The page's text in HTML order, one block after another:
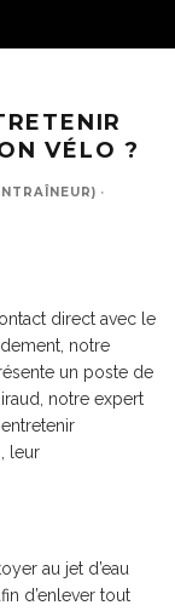
VÉLO ?
·
direct avec le
notre
un poste de
notre expert
leur
au jet d’eau
d’enlever tout